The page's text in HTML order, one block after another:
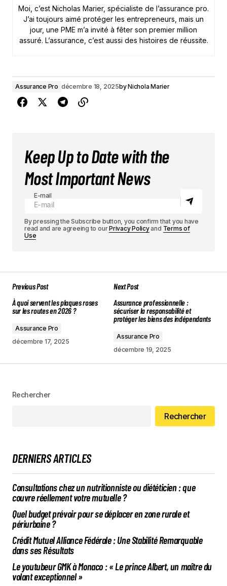
Moi, c’est Nicholas Marier, spécialiste de l’assurance pro.
J’ai toujours aimé protéger les entrepreneurs, mais un
jour, une PME m’a invité à fêter son premier million
assuré. L’assurance, c’est aussi des histoires de réussite.
Assurance Pro décembre 18, 2025byNichola Marier
Keep Up to Date with the
Most Important News
E-mail
By pressing the Subscribe button, you confirm that you have
read and are agreeing to ourPrivacy Policyand Terms of
Use
Previous Post
À quoi servent les plaques roses
sur les routes en 2026 ?
Assurance Pro
décembre 17, 2025
Next Post
Assurance professionnelle :
sécuriser la responsabilité et
protéger les biens des indépendants
Assurance Pro
décembre 19, 2025
Rechercher
Rechercher
DERNIERS ARTICLES
Consultations chez un nutritionniste ou diététicien : que
couvre réellement votre mutuelle ?
Quel budget prévoir pour se déplacer en zone rurale et
périurbaine ?
Crédit Mutuel Alliance Fédérale : Une Stabilité Remarquable
dans ses Résultats
Le youtubeur GMK à Monaco : « Le prince Albert, un maître du
volant exceptionnel »